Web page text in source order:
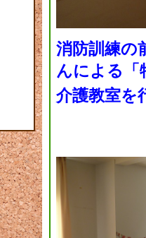
消防訓練
んによる
介護教室を